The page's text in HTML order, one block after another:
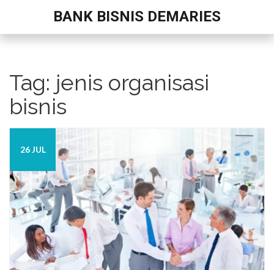
BANK BISNIS DEMARIES
Tag: jenis organisasi
bisnis
26 JUL